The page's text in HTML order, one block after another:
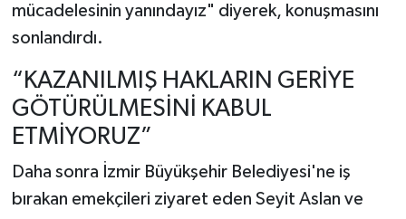
mücadelesinin yanındayız" diyerek, konuşmasını
sonlandırdı.
“KAZANILMIŞ HAKLARIN GERİYE
GÖTÜRÜLMESİNİ KABUL
ETMİYORUZ”
Daha sonra İzmir Büyükşehir Belediyesi'ne iş
bırakan emekçileri ziyaret eden Seyit Aslan ve